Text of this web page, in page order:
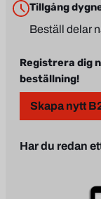
Tillgång
Beställ delar
Registrera dig
beställning!
Skapa nytt
Har du redan